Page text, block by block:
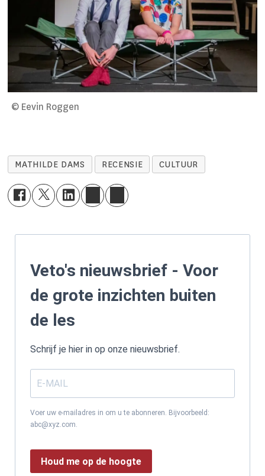
© Eevin Roggen
MATHILDE DAMS RECENSIE CULTUUR
Veto's nieuwsbrief - Voor
de grote inzichten buiten
de les
Schrijf je hier in op onze nieuwsbrief.
Voer uw e-mailadres in om u te abonneren. Bijvoorbeeld:
abc@xyz.com.
Houd me op de hoogte